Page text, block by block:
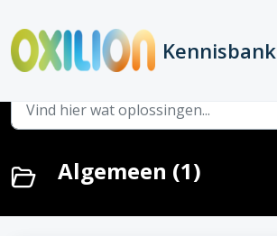
Kennisbank
Startpagina Kennisbank
Algemeen (1)